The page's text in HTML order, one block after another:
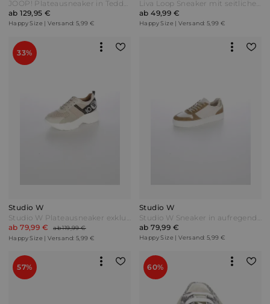
ab 129,95 €
Happy Size | Versand: 5,99 €
ab 49,99 €
Happy Size | Versand: 5,99 €
33%
Studio W
ab 79,99 €
ab 119,99 €
Happy Size | Versand: 5,99 €
Studio W
ab 79,99 €
Happy Size | Versand: 5,99 €
57% 60%